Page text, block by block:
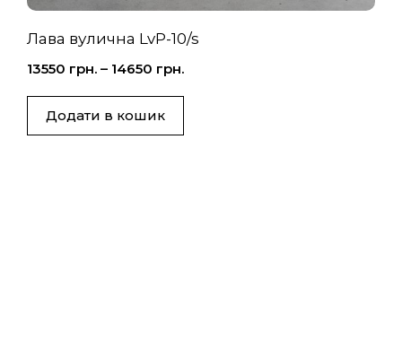
Лава вулична LvP-10/s
13550 грн. – 14650 грн.
Додати в кошик